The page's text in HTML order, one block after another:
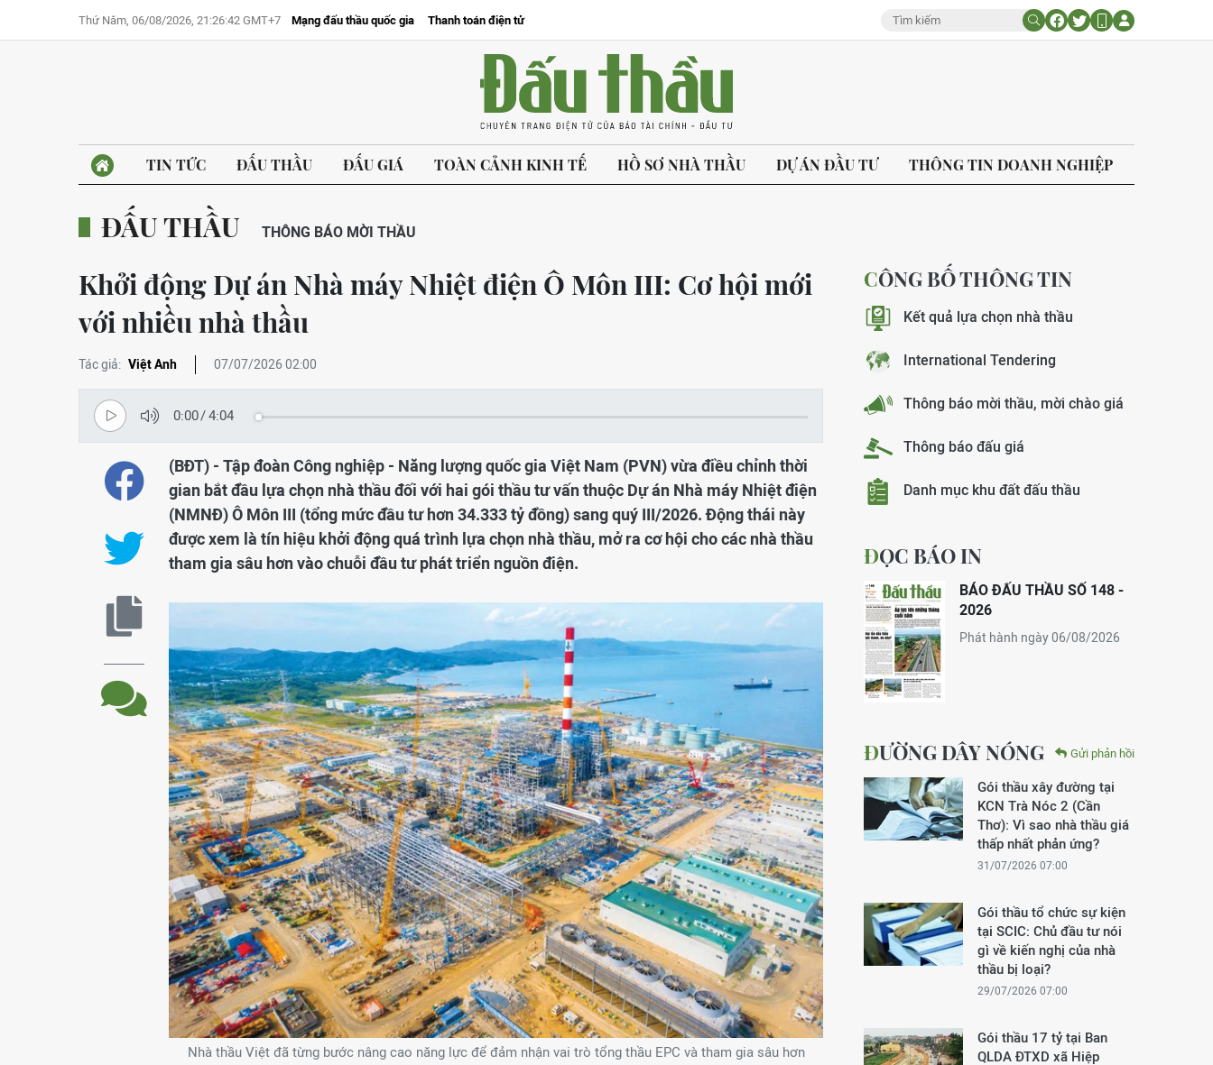
Thứ Năm, 06/08/2026, 21:26:42 GMT+7 Mạng đấu thầu quốc gia Thanh toán điện tử
TIN TỨC ĐẤU THẦU ĐẤU GIÁ TOÀN CẢNH KINH TẾ HỒ SƠ NHÀ THẦU DỰ ÁN ĐẦU TƯ THÔNG TIN DOANH NGHIỆP
ĐẤU THẦU THÔNG BÁO MỜI THẦU
Khởi động Dự án Nhà máy Nhiệt điện Ô Môn III: Cơ hội mới
với nhiều nhà thầu
Tác giả: Việt Anh 07/07/2026 02:00
0:00/4:04
(BĐT) - Tập đoàn Công nghiệp - Năng lượng quốc gia Việt Nam (PVN) vừa điều chỉnh thời
gian bắt đầu lựa chọn nhà thầu đối với hai gói thầu tư vấn thuộc Dự án Nhà máy Nhiệt điện
(NMNĐ) Ô Môn III (tổng mức đầu tư hơn 34.333 tỷ đồng) sang quý III/2026. Động thái này
được xem là tín hiệu khởi động quá trình lựa chọn nhà thầu, mở ra cơ hội cho các nhà thầu
tham gia sâu hơn vào chuỗi đầu tư phát triển nguồn điện.
Nhà thầu Việt đã từng bước nâng cao năng lực để đảm nhận vai trò tổng thầu EPC và tham gia sâu hơn
CÔNG BỐ THÔNG TIN
Kết quả lựa chọn nhà thầu
International Tendering
Thông báo mời thầu, mời chào giá
Thông báo đấu giá
Danh mục khu đất đấu thầu
ĐỌC BÁO IN
BÁO ĐẤU THẦU SỐ 148 -
2026
Phát hành ngày 06/08/2026
ĐƯỜNG DÂY NÓNG Gửi phản hồi
Gói thầu xây đường tại
KCN Trà Nóc 2 (Cần
Thơ): Vì sao nhà thầu giá
thấp nhất phản ứng?
31/07/2026 07:00
Gói thầu tổ chức sự kiện
tại SCIC: Chủ đầu tư nói
gì về kiến nghị của nhà
thầu bị loại?
29/07/2026 07:00
Gói thầu 17 tỷ tại Ban
QLDA ĐTXD xã Hiệp